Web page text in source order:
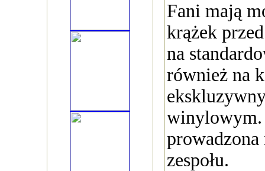
Fani mają
krążek
na
również na
winylowym.
zespołu.